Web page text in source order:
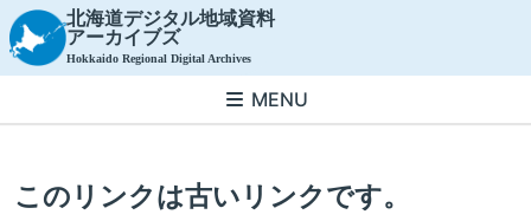
北海道デジタル地域資料
アーカイブズ
Hokkaido Regional Digital Archives
MENU
このリンクは古いリンクです。